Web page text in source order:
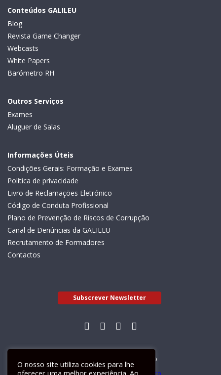
Conteúdos GALILEU
Blog
Revista Game Changer
Webcasts
White Papers
Barómetro RH
Outros Serviços
Exames
Aluguer de Salas
Informações Úteis
Condições Gerais: Formação e Exames
Política de privacidade
Livro de Reclamações Eletrónico
Código de Conduta Profissional
Plano de Prevenção de Riscos de Corrupção
Canal de Denúncias da GALILEU
Recrutamento de Formadores
Contactos
Subscrever Newsletter
Livro de Reclamações Electrónico
O nosso site utiliza cookies para lhe
oferecer uma melhor experiência. Ao